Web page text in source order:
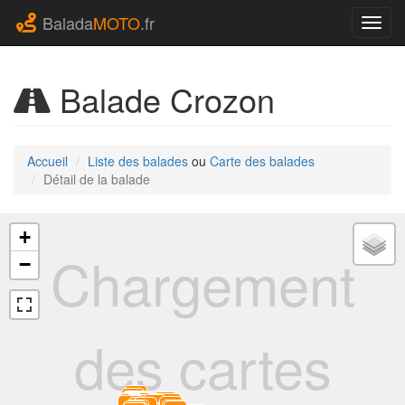
BaladaMOTO.fr
Balade Crozon
Accueil Liste des balades ou Carte des balades
Détail de la balade
Chargement
des cartes
22
23
+
−